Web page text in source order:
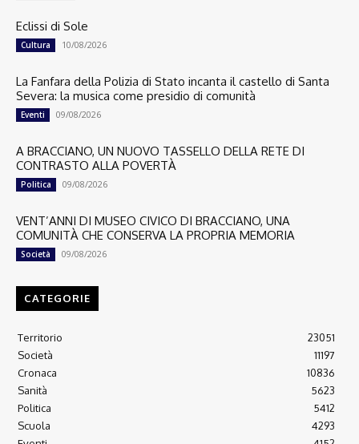
Eclissi di Sole
Cultura 10/08/2026
La Fanfara della Polizia di Stato incanta il castello di Santa
Severa: la musica come presidio di comunità
Eventi 09/08/2026
A BRACCIANO, UN NUOVO TASSELLO DELLA RETE DI
CONTRASTO ALLA POVERTÀ
Politica 09/08/2026
VENT’ANNI DI MUSEO CIVICO DI BRACCIANO, UNA
COMUNITÀ CHE CONSERVA LA PROPRIA MEMORIA
Società 09/08/2026
CATEGORIE
Territorio
23051
Società
11197
Cronaca
10836
Sanità
5623
Politica
5412
Scuola
4293